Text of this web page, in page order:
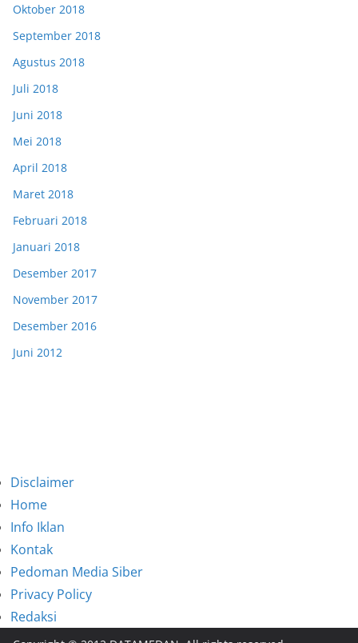
Oktober 2018
September 2018
Agustus 2018
Juli 2018
Juni 2018
Mei 2018
April 2018
Maret 2018
Februari 2018
Januari 2018
Desember 2017
November 2017
Desember 2016
Juni 2012
Disclaimer
Home
Info Iklan
Kontak
Pedoman Media Siber
Privacy Policy
Redaksi